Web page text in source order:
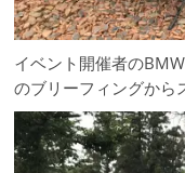
イベント開催者の
のブリーフィングから